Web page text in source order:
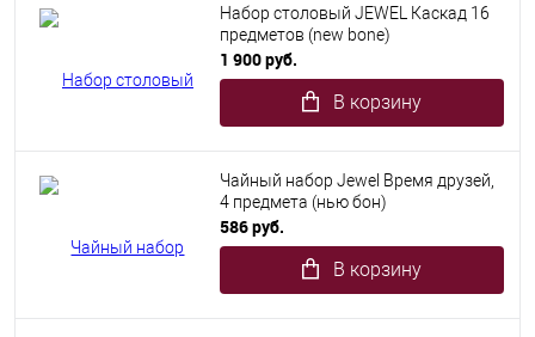
Набор столовый JEWEL Каскад 16
предметов (new bone)
1 900 руб.
В корзину
Чайный набор Jewel Время друзей,
4 предмета (нью бон)
586 руб.
В корзину